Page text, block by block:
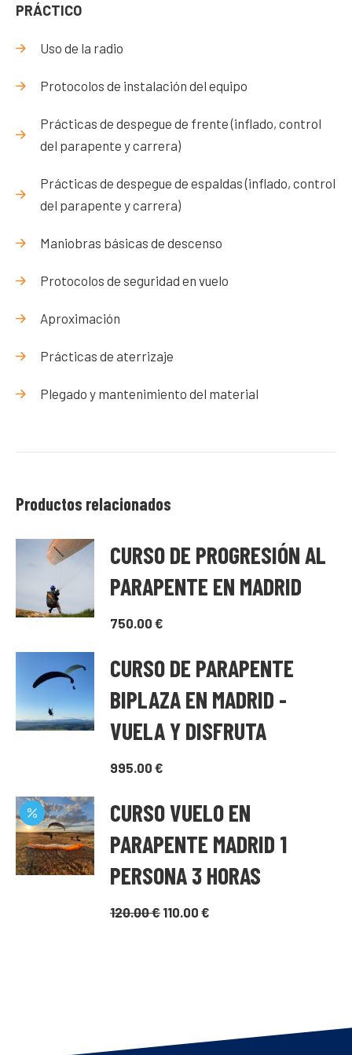
PRÁCTICO
Uso de la radio
Protocolos de instalación del equipo
Prácticas de despegue de frente (inflado, control
del parapente y carrera)
Prácticas de despegue de espaldas (inflado, control
del parapente y carrera)
Maniobras básicas de descenso
Protocolos de seguridad en vuelo
Aproximación
Prácticas de aterrizaje
Plegado y mantenimiento del material
Productos relacionados
CURSO DE PROGRESIÓN AL
PARAPENTE EN MADRID
750.00 €
CURSO DE PARAPENTE
BIPLAZA EN MADRID -
VUELA Y DISFRUTA
995.00 €
CURSO VUELO EN
PARAPENTE MADRID 1
PERSONA 3 HORAS
120.00€ El
110.00 €